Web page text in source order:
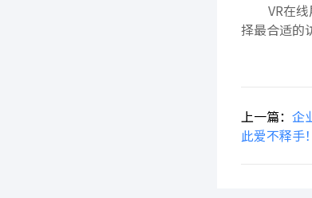
VR在
择最合适的
上一篇： 企
此爱不释手！